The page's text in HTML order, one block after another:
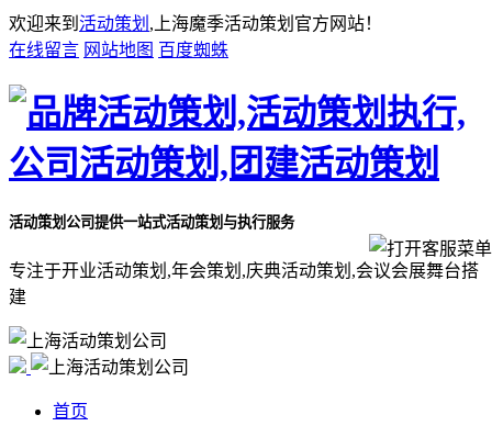
欢迎来到 活动策划 ,上海魔季活动策划官方网站！
在线留言 网站地图 百度蜘蛛
活动策划公司提供一站式活动策划与执行服务
专注于开业活动策划,年会策划,庆典活动策划,会议会展舞台搭
建
首页